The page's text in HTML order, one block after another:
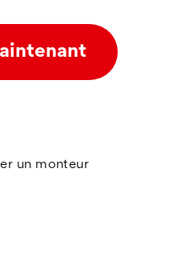
un monteur